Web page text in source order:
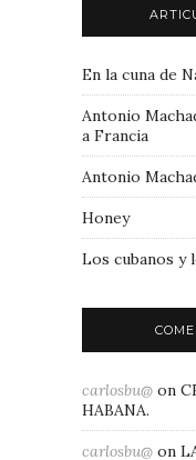
En la cuna de
Antonio
a Francia
Antonio
Honey
Los cubanos y
carlosbu@ on
HABANA.
carlosbu@ on